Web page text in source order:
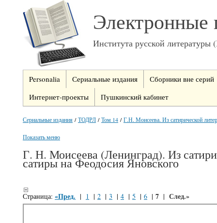
Электронные
Института русской
Personalia Сериальные издания
Сборники вне серий
Интернет-проекты
Пушкинский кабинет
Сериальные издания /ТОДРЛ /Том 14 /Г.Н. Моисеева. Из сатирической
Показать меню
Г. Н. Моисеева (Ленинград). Из
сатиры на Феодосия Яновского
Страница: «Пред. | 1 | 2 | 3 | 4 | 5 | 6 | 7 | След.»